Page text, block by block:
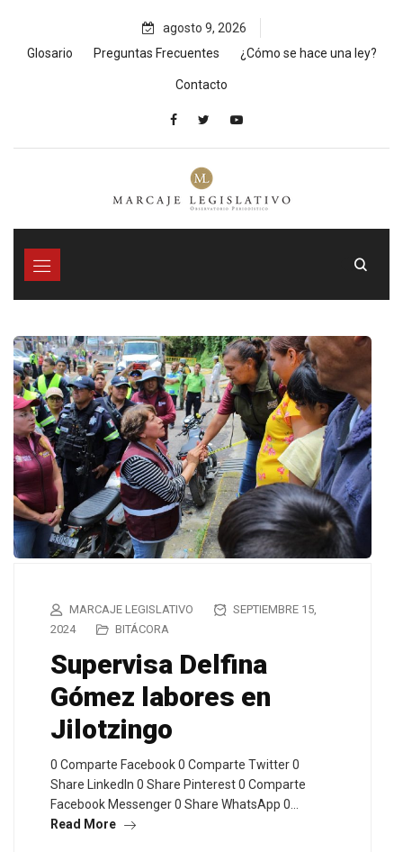
content
agosto 9, 2026
Glosario
Preguntas Frecuentes ¿Cómo se hace una ley?
Contacto
MARCAJE LEGISLATIVO
SEPTIEMBRE 15,
2024
BITÁCORA
Supervisa Delfina
Gómez labores en
Jilotzingo
0 Comparte Facebook 0 Comparte Twitter 0
Share LinkedIn 0 Share Pinterest 0 Comparte
Facebook Messenger 0 Share WhatsApp 0…
Read More